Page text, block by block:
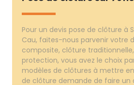
Pour un devis pose de clôture à
Cau, faites-nous parvenir votre
composite, clôture
protection, vous avez le choix
modèles de clôtures à mettre
de clôture demande de faire un